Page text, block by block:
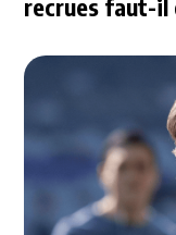
recrues faut-il